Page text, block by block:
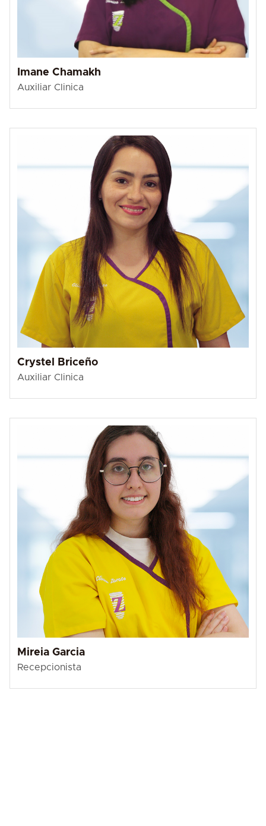
Imane Chamakh
Auxiliar Clinica
Crystel Briceño
Auxiliar Clinica
Mireia Garcia
Recepcionista